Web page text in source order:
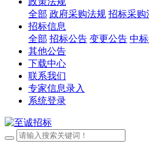
全部 政府采购法规 招标采购
招标信息
全部 招标公告 变更公告 中
其他公告
下载中心
联系我们
专家信息录入
系统登录